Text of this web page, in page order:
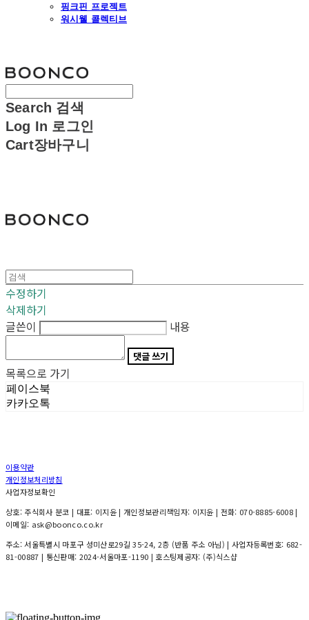
핑크핀 프로젝트
워시웰 콜렉티브
Search 검색
Log In 로그인
Cart장바구니
수정하기
삭제하기
글쓴이
내용
댓글 쓰기
목록으로 가기
페이스북
카카오톡
이용약관
개인정보처리방침
사업자정보확인
상호: 주식회사 분코 | 대표: 이지윤 | 개인정보관리책임자: 이지윤 | 전화: 070-8885-6008 |
이메일: ask@boonco.co.kr
주소: 서울특별시 마포구 성미산로29길 35-24, 2층 (반품 주소 아님) | 사업자등록번호: 682-
81-00887 | 통신판매: 2024-서울마포-1190 | 호스팅제공자: (주)식스샵